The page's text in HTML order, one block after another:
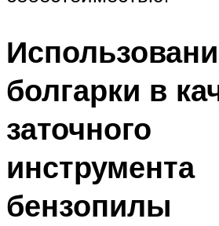
болгарки в
заточного
инструмента
бензопилы